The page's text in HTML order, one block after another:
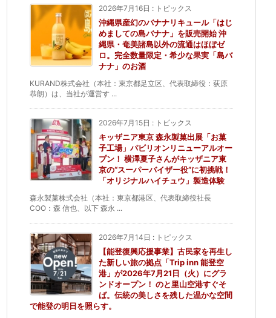
2026年7月16日 : トピックス
沖縄県産幻のバナナリキュール「はじ
めましての島バナナ」を販売開始 沖
縄県・奄美諸島以外の流通はほぼゼ
ロ。完全数量限定・希少な果実「島バ
ナナ」のお酒
KURAND株式会社（本社：東京都足立区、代表取締役：荻原
恭朗）は、当社が運営す ...
2026年7月15日 : トピックス
キッザニア東京 森永製菓出展「お菓
子工場」パビリオンリニューアルオー
プン！ 横澤夏子さんがキッザニア東
京の“スーパーバイザー役”に初挑戦！
「オリジナルハイチュウ」製造体験
森永製菓株式会社（本社：東京都港区、代表取締役社長
COO：森 信也、以下 森永 ...
2026年7月14日 : トピックス
【能登復興応援事業】古民家を再生し
た新しい旅の拠点「Trip inn 能登空
港」が2026年7月21日（火）にグラ
ンドオープン！ のと里山空港すぐそ
ば。伝統の美しさを残した温かな空間
で能登の明日を照らす。